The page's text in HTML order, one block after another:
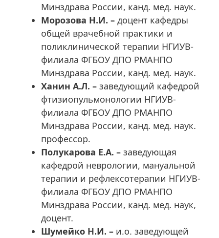
Минздрава России, канд. мед. наук.
Морозова Н.И. – доцент кафедры
общей врачебной практики и
поликлинической терапии НГИУВ-
филиала ФГБОУ ДПО РМАНПО
Минздрава России, канд. мед. наук.
Ханин А.Л. – заведующий кафедрой
фтизиопульмонологии НГИУВ-
филиала ФГБОУ ДПО РМАНПО
Минздрава России, канд. мед. наук.
профессор.
Полукарова Е.А. – заведующая
кафедрой неврологии, мануальной
терапии и рефлексотерапии НГИУВ-
филиала ФГБОУ ДПО РМАНПО
Минздрава России, канд. мед. наук,
доцент.
Шумейко Н.И. – и.о. заведующей